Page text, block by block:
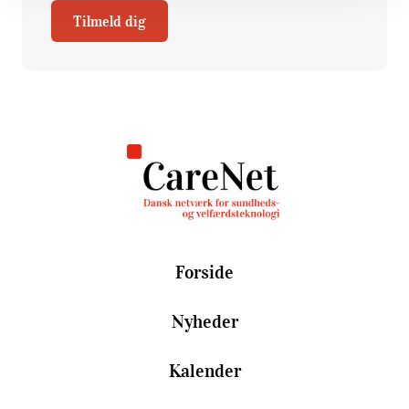
Tilmeld dig
Forside
Nyheder
Kalender